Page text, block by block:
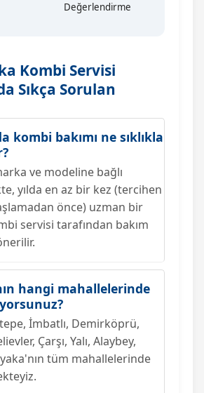
Değerlendirme
Kombi Servisi
Sıkça Sorulan
kombi bakımı ne sıklıkla
ve modeline bağlı
yılda en az bir kez (tercihen
önce) uzman bir
servisi tarafından bakım
hangi mahallelerinde
İmbatlı, Demirköprü,
Çarşı, Yalı, Alaybey,
tüm mahallelerinde